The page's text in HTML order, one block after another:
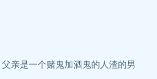
亲是一个赌鬼加酒鬼的人渣的男